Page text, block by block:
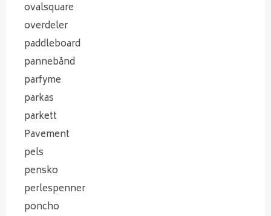
ovalsquare
overdeler
paddleboard
pannebånd
parfyme
parkas
parkett
Pavement
pels
pensko
perlespenner
poncho